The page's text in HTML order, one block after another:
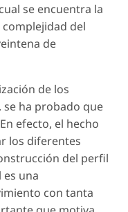
se encuentra la
del
de
de los
ha probado que
efecto, el hecho
los diferentes
del perfil
es una
con tanta